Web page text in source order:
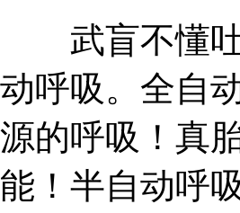
武盲不懂吐
动呼吸。全自
源的呼吸！真
能！半自动呼